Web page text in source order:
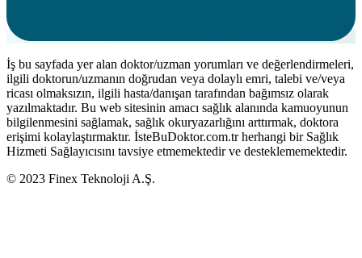
İş bu sayfada yer alan doktor/uzman yorumları ve değerlendirmeleri,
ilgili doktorun/uzmanın doğrudan veya dolaylı emri, talebi ve/veya
ricası olmaksızın, ilgili hasta/danışan tarafından bağımsız olarak
yazılmaktadır. Bu web sitesinin amacı sağlık alanında kamuoyunun
bilgilenmesini sağlamak, sağlık okuryazarlığını arttırmak, doktora
erişimi kolaylaştırmaktır. İsteBuDoktor.com.tr herhangi bir Sağlık
Hizmeti Sağlayıcısını tavsiye etmemektedir ve desteklememektedir.
© 2023 Finex Teknoloji A.Ş.